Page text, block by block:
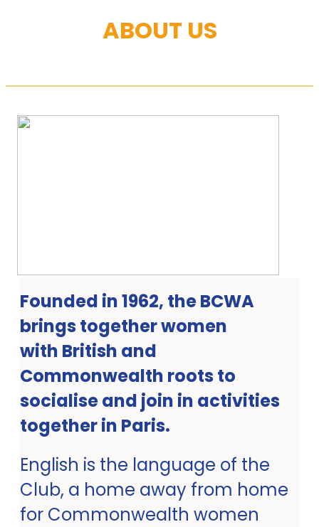
ABOUT US
Founded in 1962, the BCWA
brings together women
with British and
Commonwealth roots to
socialise and join in activities
together in Paris.
English is the language of the
Club, a home away from home
for Commonwealth women